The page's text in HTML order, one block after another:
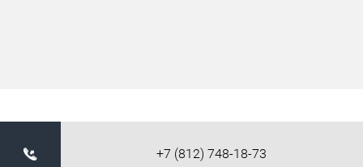
+7 (812) 748-18-73